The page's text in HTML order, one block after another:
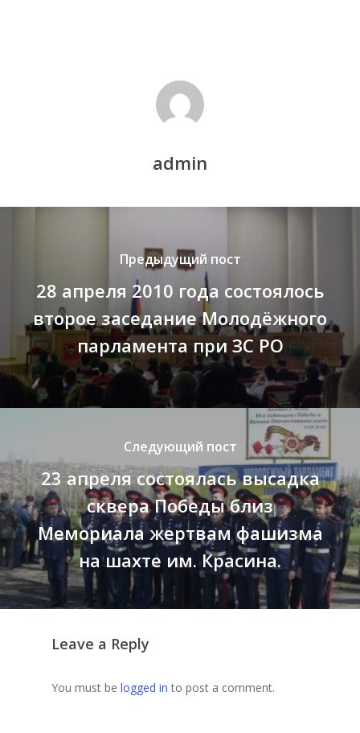
admin
Предыдущий пост
28 апреля 2010 года состоялось
второе заседание Молодёжного
парламента при ЗС РО
Следующий пост
23 апреля состоялась высадка
сквера Победы близ
Мемориала жертвам фашизма
на шахте им. Красина.
Leave a Reply
You must be logged in to post a comment.